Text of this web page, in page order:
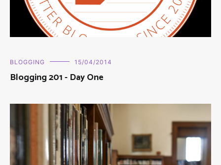
BLOGGING 15/04/2014
Blogging 201 - Day One